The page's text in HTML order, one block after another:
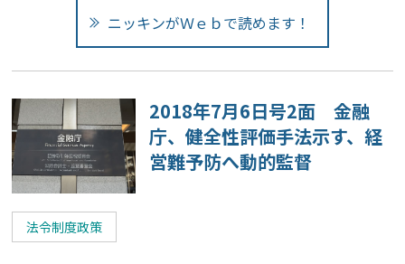
ニッキンがＷｅｂで読めます！
2018年7月6日号2面 金融
庁、健全性評価手法示す、経
営難予防へ動的監督
法令制度政策